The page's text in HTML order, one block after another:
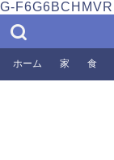
G-F6G6BCHMVR
ホーム 家 食